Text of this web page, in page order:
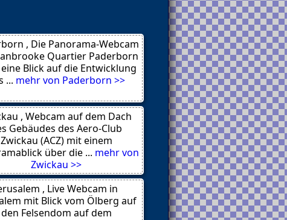
точку. Такие посты нужны
так живёт?
Мой
пересечёмся.
с девушками без
zuKommune
на такие тексты, но
Schaffhausen
, Die Panorama-Webcam
Quartier Paderborn
Blick auf die Entwicklung
... mehr von Paderborn >>
, Webcam auf dem Dach
Gebäudes des Aero-Club
Zwickau (ACZ) mit einem
über die ... mehr von
Zwickau >>
, Live Webcam in
mit Blick vom Ölberg auf
den Felsendom auf dem